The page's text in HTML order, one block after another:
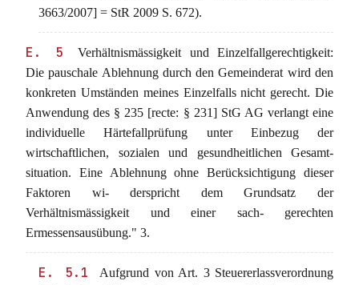
3663/2007] = StR 2009 S. 672).
E. 5
Verhältnismässigkeit und Einzelfallgerechtigkeit:
Die pauschale Ablehnung durch den Gemeinderat wird den
konkreten Umständen meines Einzelfalls nicht gerecht. Die
Anwendung des § 235 [recte: § 231] StG AG verlangt eine
individuelle Härtefallprüfung unter Einbezug der
wirtschaftlichen, sozialen und gesundheitlichen Gesamt-
situation. Eine Ablehnung ohne Berücksichtigung dieser
Faktoren wi- derspricht dem Grundsatz der
Verhältnismässigkeit und einer sach- gerechten
Ermessensausübung." 3.
E. 5.1
Aufgrund von Art. 3 Steuererlassverordnung